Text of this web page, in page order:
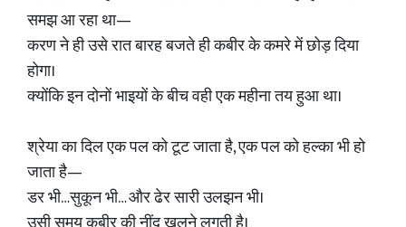
समझ आ रहा था—
करण ने ही उसे रात बारह बजते ही कबीर के कमरे में छोड़ दिया
होगा।
क्योंकि इन दोनों भाइयों के बीच वही एक महीना तय हुआ था।
श्रेया का दिल एक पल को टूट जाता है, एक पल को हल्का भी हो
जाता है—
डर भी…सुकून भी… और ढेर सारी उलझन भी।